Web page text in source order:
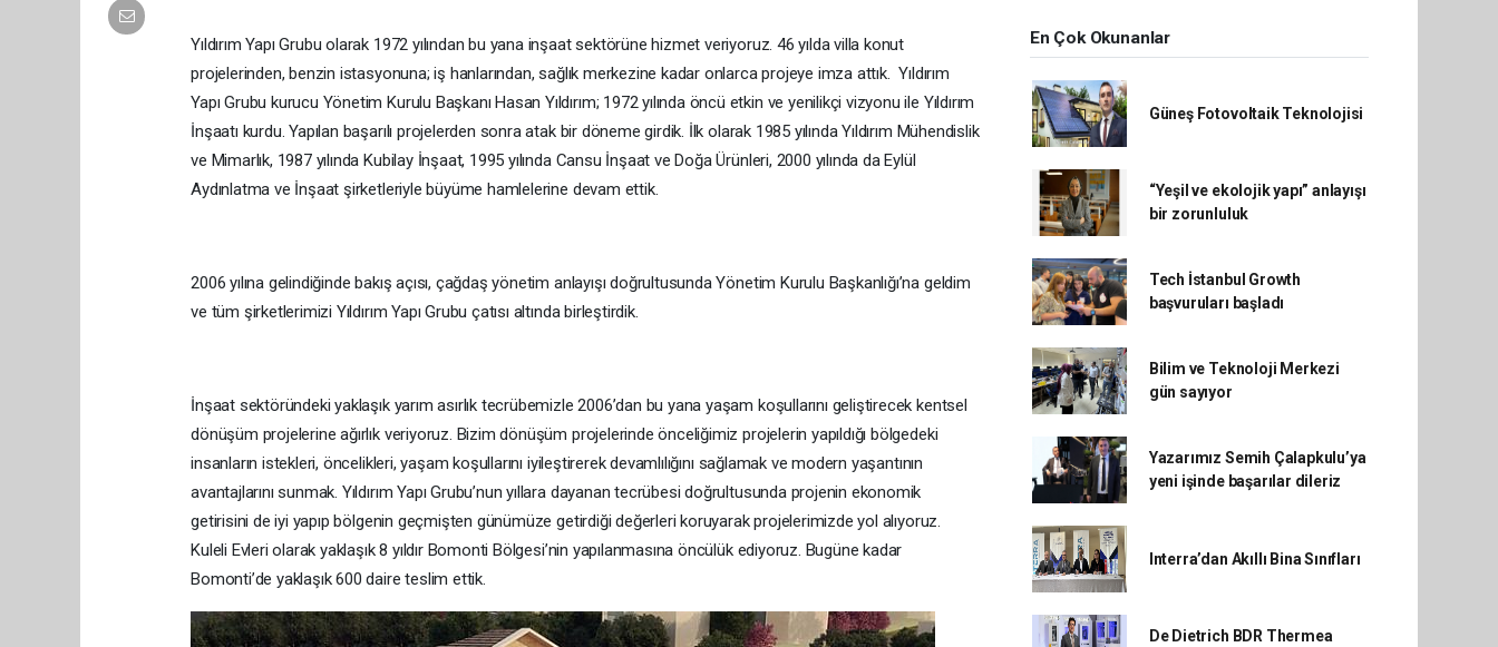
Yıldırım Yapı Grubu olarak 1972 yılından bu yana inşaat sektörüne hizmet veriyoruz. 46 yılda villa konut
projelerinden, benzin istasyonuna; iş hanlarından, sağlık merkezine kadar onlarca projeye imza attık. Yıldırım
Yapı Grubu kurucu Yönetim Kurulu Başkanı Hasan Yıldırım; 1972 yılında öncü etkin ve yenilikçi vizyonu ile Yıldırım
İnşaatı kurdu. Yapılan başarılı projelerden sonra atak bir döneme girdik. İlk olarak 1985 yılında Yıldırım Mühendislik
ve Mimarlık, 1987 yılında Kubilay İnşaat, 1995 yılında Cansu İnşaat ve Doğa Ürünleri, 2000 yılında da Eylül
Aydınlatma ve İnşaat şirketleriyle büyüme hamlelerine devam ettik.
2006 yılına gelindiğinde bakış açısı, çağdaş yönetim anlayışı doğrultusunda Yönetim Kurulu Başkanlığı’na geldim
ve tüm şirketlerimizi Yıldırım Yapı Grubu çatısı altında birleştirdik.
İnşaat sektöründeki yaklaşık yarım asırlık tecrübemizle 2006’dan bu yana yaşam koşullarını geliştirecek kentsel
dönüşüm projelerine ağırlık veriyoruz. Bizim dönüşüm projelerinde önceliğimiz projelerin yapıldığı bölgedeki
insanların istekleri, öncelikleri, yaşam koşullarını iyileştirerek devamlılığını sağlamak ve modern yaşantının
avantajlarını sunmak. Yıldırım Yapı Grubu’nun yıllara dayanan tecrübesi doğrultusunda projenin ekonomik
getirisini de iyi yapıp bölgenin geçmişten günümüze getirdiği değerleri koruyarak projelerimizde yol alıyoruz.
Kuleli Evleri olarak yaklaşık 8 yıldır Bomonti Bölgesi’nin yapılanmasına öncülük ediyoruz. Bugüne kadar
Bomonti’de yaklaşık 600 daire teslim ettik.
En Çok Okunanlar
Güneş Fotovoltaik Teknolojisi
“Yeşil ve ekolojik yapı” anlayışı
bir zorunluluk
Tech İstanbul Growth
başvuruları başladı
Bilim ve Teknoloji Merkezi
gün sayıyor
Yazarımız Semih Çalapkulu’ya
yeni işinde başarılar dileriz
Interra’dan Akıllı Bina Sınıfları
De Dietrich BDR Thermea